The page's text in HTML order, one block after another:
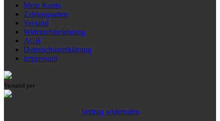
Mein Konto
Zahlungsarten
Versand
Widerrufsbelehrung
AGB
Datenschutzerklärung
Impressum
Versand per
Vertrag widerrufen